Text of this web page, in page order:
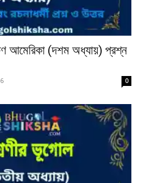
আমেরিকা (দশম অধ্যায়) প্রশ্ন
0